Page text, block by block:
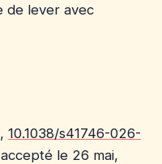
de lever avec
10.1038/s41746-026-
le 26 mai,